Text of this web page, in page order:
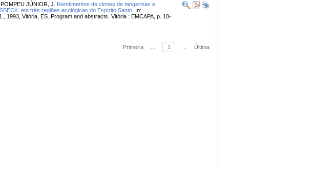
POMPEU JÚNIOR, J.
Rendimentos de clones de tangerinas e
em três regiões ecológicas do Espírito Santo. In:
1993, Vitória, ES. Program and abstracts. Vitória : EMCAPA, p. 10-
Primeira 1 Última